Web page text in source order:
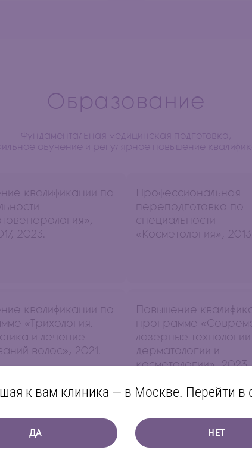
Образование
Фундаментальная медицинская подготовка,
обучение и регулярное повышение
квалификации по
2023.
Профессиональная
переподготовка по
специальности
«Косметология», 2013.
квалификации по
«Трихология.
и лечение
волос», 2021.
Повышение
программе
лазерные технологии
дерматологии и
косметологии», 2023.
Дополнительное обучение:
к вам клиника — в Москве. Перейти в
ДА НЕТ